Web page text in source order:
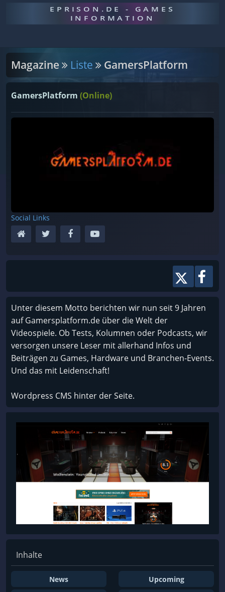
EPRISON.DE - GAMES
INFORMATION
Magazine Liste GamersPlatform
GamersPlatform (Online)
Social Links
Unter diesem Motto berichten wir nun seit 9 Jahren
auf Gamersplatform.de über die Welt der
Videospiele. Ob Tests, Kolumnen oder Podcasts, wir
versorgen unsere Leser mit allerhand Infos und
Beiträgen zu Games, Hardware und Branchen-Events.
Und das mit Leidenschaft!
Wordpress CMS hinter der Seite.
Inhalte
News
Upcoming